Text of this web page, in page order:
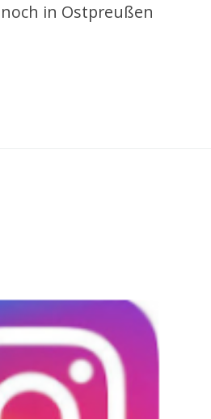
in Ostpreußen